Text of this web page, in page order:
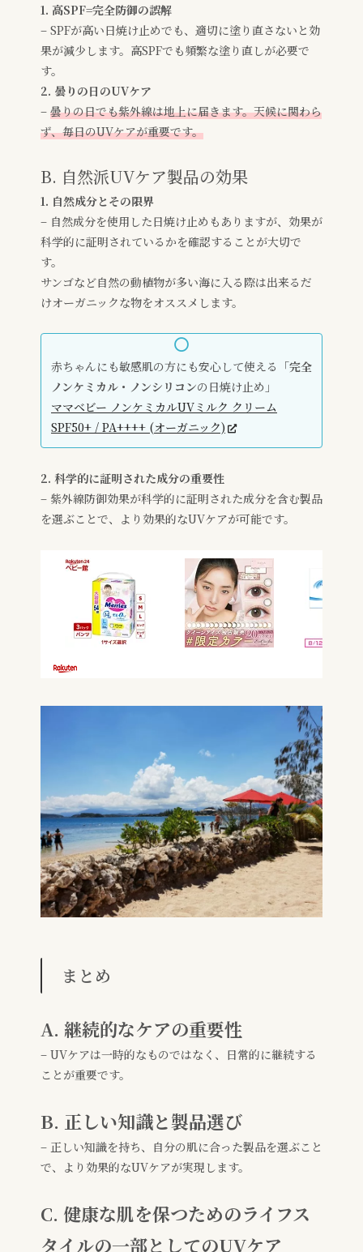
1. 高SPF=完全防御の誤解
– SPFが高い日焼け止めでも、適切に塗り直さないと効
果が減少します。高SPFでも頻繁な塗り直しが必要で
す。
2. 曇りの日のUVケア
– 曇りの日でも紫外線は地上に届きます。天候に関わら
ず、毎日のUVケアが重要です。
B. 自然派UVケア製品の効果
1. 自然成分とその限界
– 自然成分を使用した日焼け止めもありますが、効果が
科学的に証明されているかを確認することが大切で
す。
サンゴなど自然の動植物が多い海に入る際は出来るだ
けオーガニックな物をオススメします。
赤ちゃんにも敏感肌の方にも安心して使える「完全
ノンケミカル・ノンシリコンの日焼け止め」
ママベビー ノンケミカルUVミルク クリーム
SPF50+ / PA++++ (オーガニック)
2. 科学的に証明された成分の重要性
– 紫外線防御効果が科学的に証明された成分を含む製品
を選ぶことで、より効果的なUVケアが可能です。
まとめ
A. 継続的なケアの重要性
– UVケアは一時的なものではなく、日常的に継続する
ことが重要です。
B. 正しい知識と製品選び
– 正しい知識を持ち、自分の肌に合った製品を選ぶこと
で、より効果的なUVケアが実現します。
C. 健康な肌を保つためのライフス
タイルの一部としてのUVケア